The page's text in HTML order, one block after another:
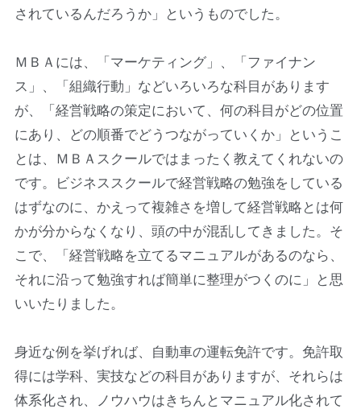
されているんだろうか」というものでした。
ＭＢＡには、「マーケティング」、「ファイナン
ス」、「組織行動」などいろいろな科目があります
が、「経営戦略の策定において、何の科目がどの位置
にあり、どの順番でどうつながっていくか」というこ
とは、ＭＢＡスクールではまったく教えてくれないの
です。ビジネススクールで経営戦略の勉強をしている
はずなのに、かえって複雑さを増して経営戦略とは何
かが分からなくなり、頭の中が混乱してきました。そ
こで、「経営戦略を立てるマニュアルがあるのなら、
それに沿って勉強すれば簡単に整理がつくのに」と思
いいたりました。
身近な例を挙げれば、自動車の運転免許です。免許取
得には学科、実技などの科目がありますが、それらは
体系化され、ノウハウはきちんとマニュアル化されて